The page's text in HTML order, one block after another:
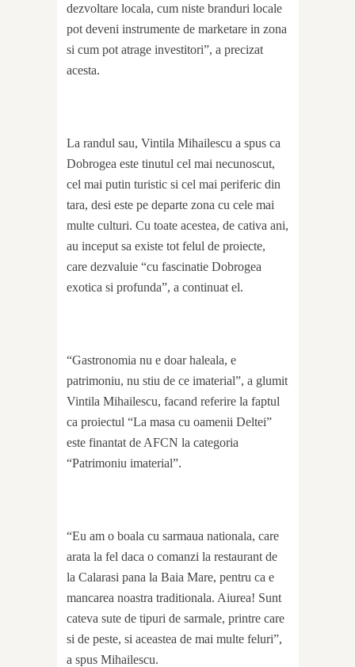
dezvoltare locala, cum niste branduri locale
pot deveni instrumente de marketare in zona
si cum pot atrage investitori”, a precizat
acesta.
La randul sau, Vintila Mihailescu a spus ca
Dobrogea este tinutul cel mai necunoscut,
cel mai putin turistic si cel mai periferic din
tara, desi este pe departe zona cu cele mai
multe culturi. Cu toate acestea, de cativa ani,
au inceput sa existe tot felul de proiecte,
care dezvaluie “cu fascinatie Dobrogea
exotica si profunda”, a continuat el.
“Gastronomia nu e doar haleala, e
patrimoniu, nu stiu de ce imaterial”, a glumit
Vintila Mihailescu, facand referire la faptul
ca proiectul “La masa cu oamenii Deltei”
este finantat de AFCN la categoria
“Patrimoniu imaterial”.
“Eu am o boala cu sarmaua nationala, care
arata la fel daca o comanzi la restaurant de
la Calarasi pana la Baia Mare, pentru ca e
mancarea noastra traditionala. Aiurea! Sunt
cateva sute de tipuri de sarmale, printre care
si de peste, si aceastea de mai multe feluri”,
a spus Mihailescu.